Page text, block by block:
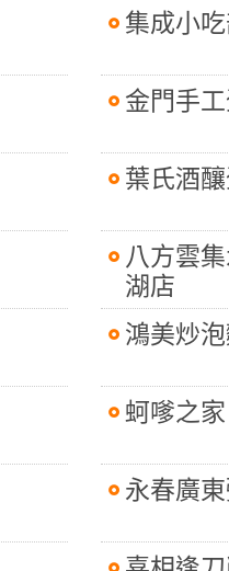
集成小
金門手
葉氏酒
八方雲
湖店
鴻美炒
蚵嗲之家
永春廣